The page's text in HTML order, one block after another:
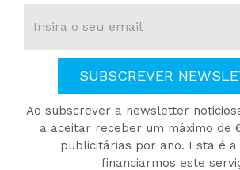
SUBSCREVER
Ao subscrever a newsletter
a aceitar receber um máximo de
publicitárias por ano. Esta é
financiarmos este